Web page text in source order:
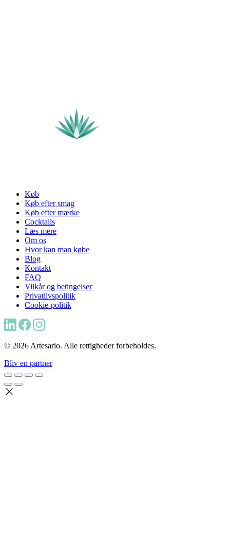
Køb
Køb efter smag
Køb efter mærke
Cocktails
Læs mere
Om os
Hvor kan man købe
Blog
Kontakt
FAQ
Vilkår og betingelser
Privatlivspolitik
Cookie-politik
© 2026 Artesario. Alle rettigheder forbeholdes.
Bliv en partner